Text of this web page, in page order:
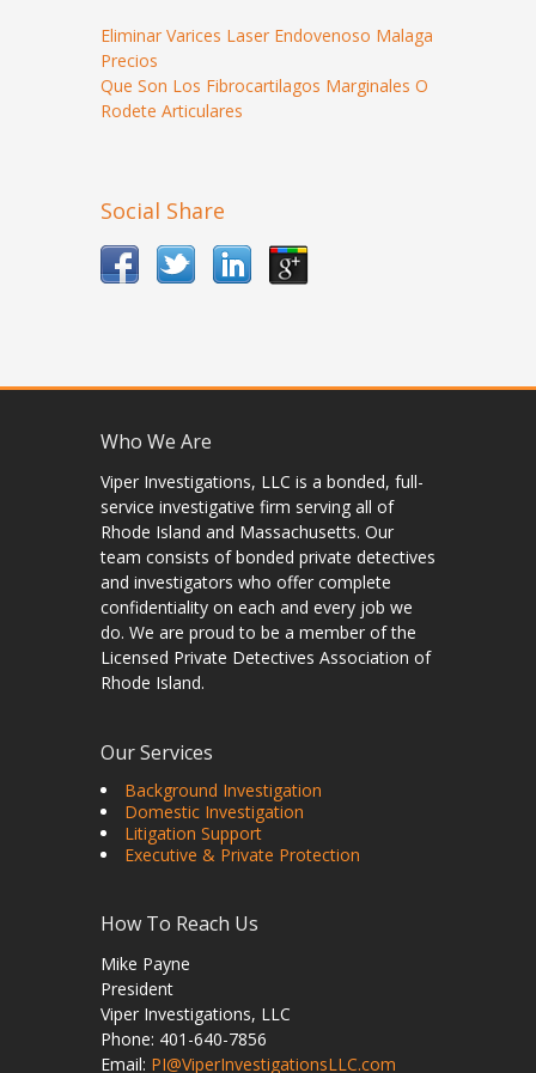
Eliminar Varices Laser Endovenoso Malaga
Precios
Que Son Los Fibrocartilagos Marginales O
Rodete Articulares
Social Share
Who We Are
Viper Investigations, LLC is a bonded, full-
service investigative firm serving all of
Rhode Island and Massachusetts. Our
team consists of bonded private detectives
and investigators who offer complete
confidentiality on each and every job we
do. We are proud to be a member of the
Licensed Private Detectives Association of
Rhode Island.
Our Services
Background Investigation
Domestic Investigation
Litigation Support
Executive & Private Protection
How To Reach Us
Mike Payne
President
Viper Investigations, LLC
Phone: 401-640-7856
Email: PI@ViperInvestigationsLLC.com